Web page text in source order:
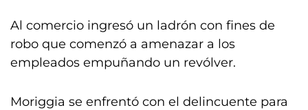
Al comercio ingresó un ladrón con fines de
robo que comenzó a amenazar a los
empleados empuñando un revólver.
Moriggia se enfrentó con el delincuente para